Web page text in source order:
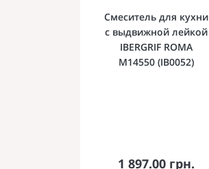
Смеситель для кухни
с выдвижной лейкой
IBERGRIF ROMA
M14550 (IB0052)
1 897.00 грн.
В корзину